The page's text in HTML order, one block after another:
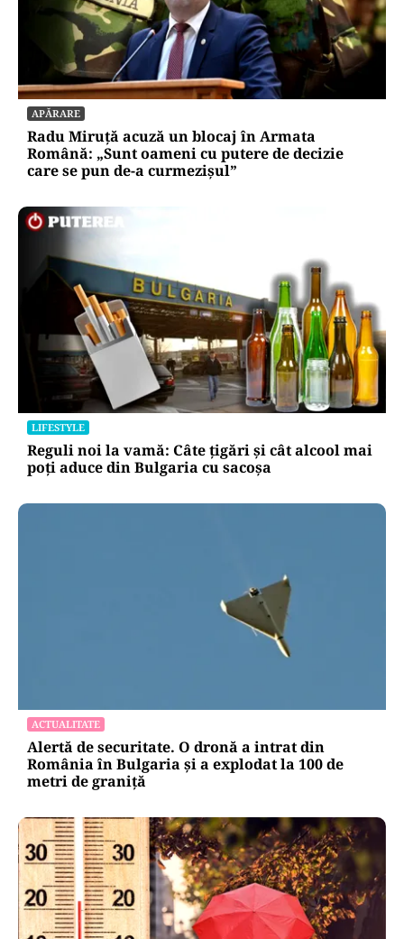
APĂRARE
Radu Miruță acuză un blocaj în Armata
Română: „Sunt oameni cu putere de decizie
care se pun de-a curmezișul”
LIFESTYLE
Reguli noi la vamă: Câte țigări și cât alcool mai
poți aduce din Bulgaria cu sacoșa
ACTUALITATE
Alertă de securitate. O dronă a intrat din
România în Bulgaria şi a explodat la 100 de
metri de graniţă